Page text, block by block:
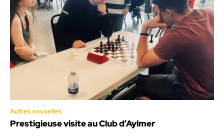
Autres nouvelles
Prestigieuse visite au Club d’Aylmer